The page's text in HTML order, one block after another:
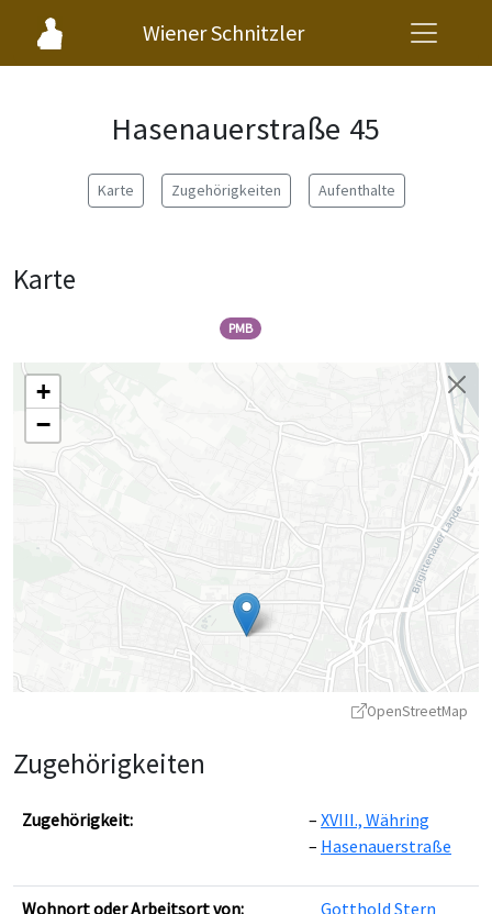
Wiener Schnitzler
Hasenauerstraße 45
Karte Zugehörigkeiten Aufenthalte
Karte
PMB
+
−
Leaflet|©OpenStreetMapcontributors ©CARTO
OpenStreetMap
Zugehörigkeiten
Zugehörigkeit:
XVIII., Währing
Hasenauerstraße
Wohnort oder Arbeitsort von: Gotthold Stern